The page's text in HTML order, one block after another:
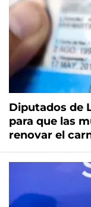
Diputados de
para que las
renovar el